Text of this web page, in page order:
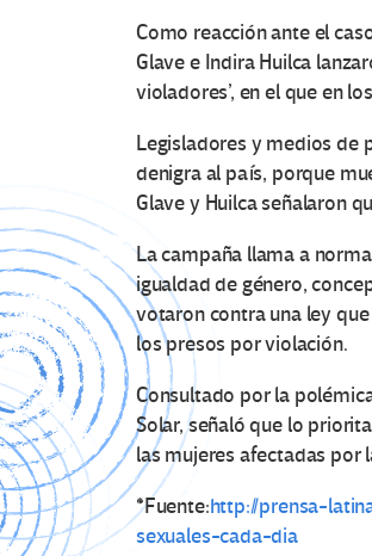
Como reacción ante el
Glave e Indira Huilca
violadores’, en el que en
Legisladores y medios de
denigra al país, porque
Glave y Huilca señalaron
La campaña llama a
igualdad de género,
votaron contra una ley
los presos por violación.
Consultado por la
Solar, señaló que lo
las mujeres afectadas por
*Fuente:http://prensa-
sexuales-cada-dia